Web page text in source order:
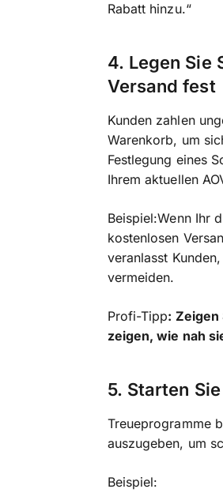
Rabatt hinzu.“
4. Legen Sie
Versand fest
Kunden zahlen
Warenkorb, um
Festlegung eines
Ihrem aktuellen
Beispiel:Wenn Ihr
kostenlosen
veranlasst
vermeiden.
Profi-Tipp: Zeigen
zeigen, wie nah
5. Starten
Treueprogramme
auszugeben, um
Beispiel: